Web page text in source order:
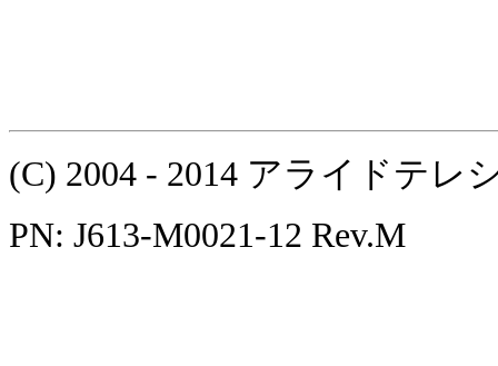
(C) 2004 - 2014 アライドテ
PN: J613-M0021-12 Rev.M